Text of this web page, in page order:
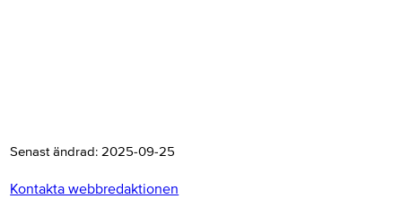
Senast ändrad:2025-09-25
Kontakta webbredaktionen